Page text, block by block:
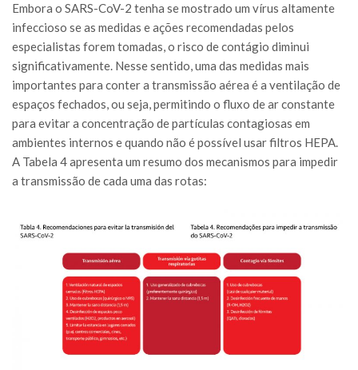
Embora o SARS-CoV-2 tenha se mostrado um vírus altamente
infeccioso se as medidas e ações recomendadas pelos
especialistas forem tomadas, o risco de contágio diminui
significativamente. Nesse sentido, uma das medidas mais
importantes para conter a transmissão aérea é a ventilação de
espaços fechados, ou seja, permitindo o fluxo de ar constante
para evitar a concentração de partículas contagiosas em
ambientes internos e quando não é possível usar filtros HEPA.
A Tabela 4 apresenta um resumo dos mecanismos para impedir
a transmissão de cada uma das rotas: